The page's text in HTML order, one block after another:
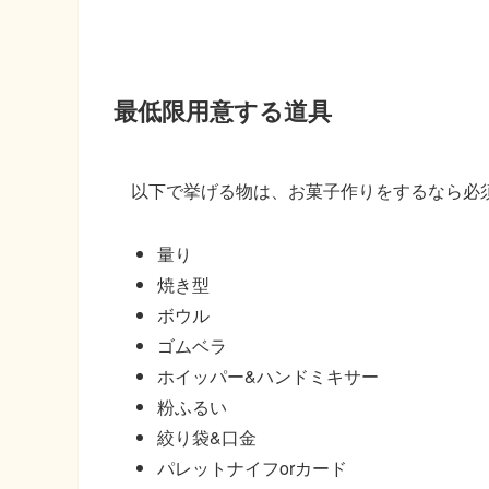
最低限用意する道具
以下で挙げる物は、お菓子作りをするなら必
量り
焼き型
ボウル
ゴムベラ
ホイッパー&ハンドミキサー
粉ふるい
絞り袋&口金
パレットナイフorカード